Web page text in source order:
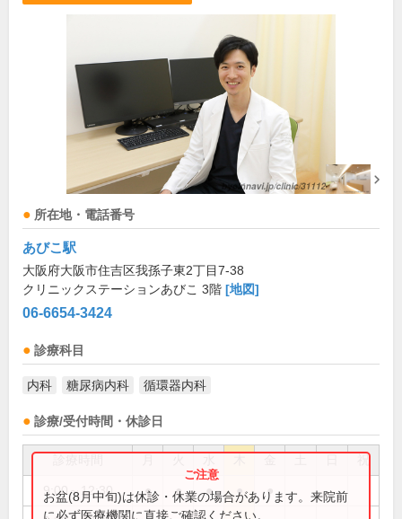
所在地・電話番号
あびこ駅
大阪府大阪市住吉区我孫子東2丁目7-38
クリニックステーションあびこ 3階 [地図]
06-6654-3424
診療科目
内科 糖尿病内科 循環器内科
診療/受付時間・休診日
祝
9:00～12:30 ● ● ● ● ●
お盆(8月中旬)は休診・休業の場合があります。来院前
に必ず医療機関に直接ご確認ください。